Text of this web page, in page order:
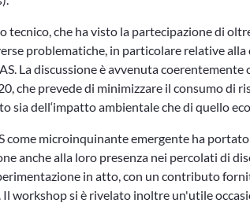
tecnico, che ha visto la partecipazione di
problematiche, in particolare relative alla
La discussione è avvenuta coerentemente
che prevede di minimizzare il consumo di
sia dell‘impatto ambientale che di quello
come microinquinante emergente ha
anche alla loro presenza nei percolati di
in atto, con un contributo
workshop si è rivelato inoltre un'utile